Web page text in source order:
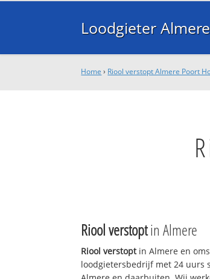
Loodgieter Almere
Home › Riool verstopt Almere Poort
Riool verstoptin Almere
Riool verstoptin Almere en
loodgietersbedrijf met 24 uurs